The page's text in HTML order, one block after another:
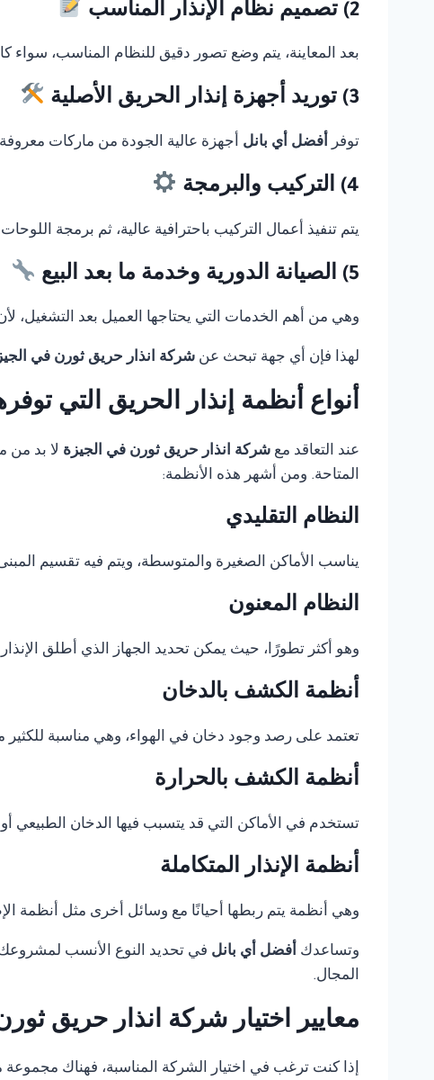
2) تصميم نظام الإنذار المناسب
بعد المعاينة، يتم وضع تصور دقيق للنظام المناسب، سواء
3) توريد أجهزة إنذار الحريق الأصلية
توفر أفضل أي بانل أجهزة عالية الجودة من ماركات
4) التركيب والبرمجة
يتم تنفيذ أعمال التركيب باحترافية عالية، ثم برمجة
5) الصيانة الدورية وخدمة ما بعد البيع
وهي من أهم الخدمات التي يحتاجها العميل بعد التشغيل،
لهذا فإن أي جهة تبحث عن شركة انذار حريق ثورن في
أنواع أنظمة إنذار الحريق التي
عند التعاقد مع شركة انذار حريق ثورن في الجيزة لا بد من
المتاحة. ومن أشهر هذه الأنظمة:
النظام التقليدي
يناسب الأماكن الصغيرة والمتوسطة، ويتم فيه تقسيم
النظام المعنون
وهو أكثر تطورًا، حيث يمكن تحديد الجهاز الذي أطلق
أنظمة الكشف بالدخان
تعتمد على رصد وجود دخان في الهواء، وهي مناسبة للكثير
أنظمة الكشف بالحرارة
تستخدم في الأماكن التي قد يتسبب فيها الدخان الطبيعي
أنظمة الإنذار المتكاملة
وهي أنظمة يتم ربطها أحيانًا مع وسائل أخرى مثل أنظمة
وتساعدك أفضل أي بانل في تحديد النوع الأنسب
المجال.
معايير اختيار شركة انذار حريق
إذا كنت ترغب في اختيار الشركة المناسبة، فهناك مجموعة